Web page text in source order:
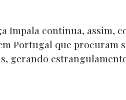
Impala continua, assim,
Portugal que procuram
gerando